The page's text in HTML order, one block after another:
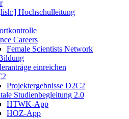
Hochschulleitung
Careers
Female Scientists Network
einreichen
Projektergebnisse D2C2
Studienbegleitung 2.0
HTWK-App
HOZ-App